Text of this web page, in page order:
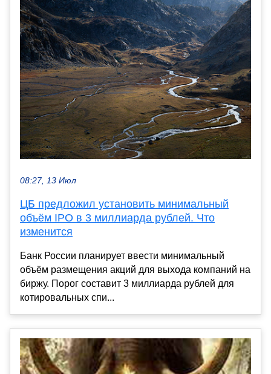
08:27, 13 Июл
ЦБ предложил установить минимальный
объём IPO в 3 миллиарда рублей. Что
изменится
Банк России планирует ввести минимальный
объём размещения акций для выхода компаний на
биржу. Порог составит 3 миллиарда рублей для
котировальных спи...